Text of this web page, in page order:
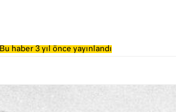
Bu haber 3 yıl önce yayınlandı